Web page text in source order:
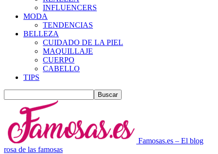
INFLUENCERS
MODA
TENDENCIAS
BELLEZA
CUIDADO DE LA PIEL
MAQUILLAJE
CUERPO
CABELLO
TIPS
Famosas.es – El blog
rosa de las famosas